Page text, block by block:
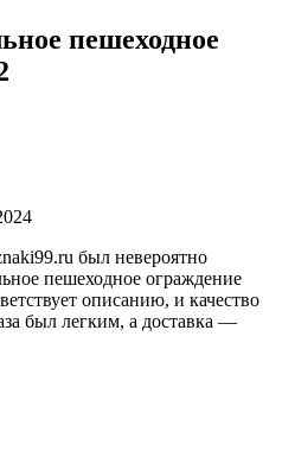
пешеходное
был невероятно
пешеходное ограждение
описанию, и качество
был легким, а доставка —